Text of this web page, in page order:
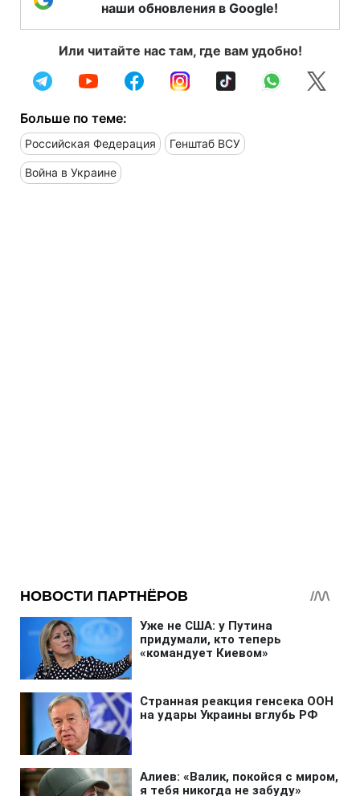
наши обновления в Google!
Или читайте нас там, где вам удобно!
Больше по теме:
Российская Федерация Генштаб ВСУ
Война в Украине